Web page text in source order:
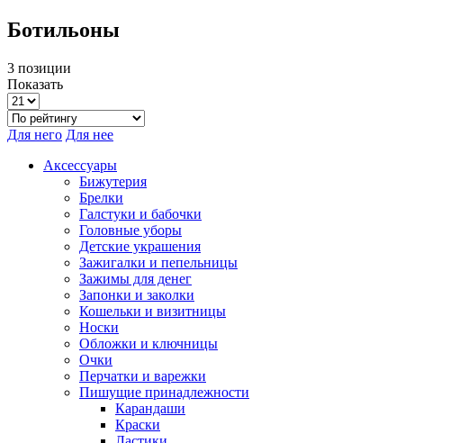
Ботильоны
3 позиции
Показать
Для него Для нее
Аксессуары
Бижутерия
Брелки
Галстуки и бабочки
Головные уборы
Детские украшения
Зажигалки и пепельницы
Зажимы для денег
Запонки и заколки
Кошельки и визитницы
Носки
Обложки и ключницы
Очки
Перчатки и варежки
Пишущие принадлежности
Карандаши
Краски